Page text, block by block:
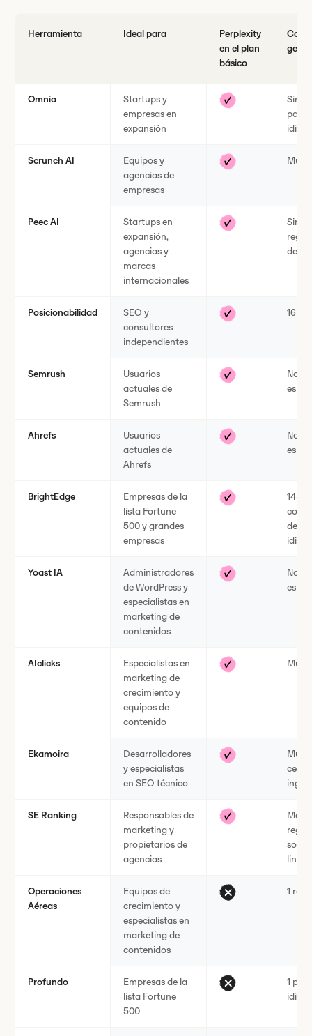
Herramienta Ideal para
Perplexity
en el plan
básico
Omnia
Startups y
empresas en
expansión
Sin
Scrunch AI
Equipos y
agencias de
empresas
Peec AI
Startups en
expansión,
agencias y
marcas
internacionales
Sin
de
Posicionabilidad
SEO y
consultores
independientes
16
Semrush
Usuarios
actuales de
Semrush
No
Ahrefs
Usuarios
actuales de
Ahrefs
No
BrightEdge
Empresas de la
lista Fortune
500 y grandes
empresas
145
de
Yoast IA
Administradores
de WordPress y
especialistas en
marketing de
contenidos
No
AIclicks
Especialistas en
marketing de
crecimiento y
equipos de
contenido
Ekamoira
Desarrolladores
y especialistas
en SEO técnico
inglés
SE Ranking
Responsables de
marketing y
propietarios de
agencias
Más
Operaciones
Aéreas
Equipos de
crecimiento y
especialistas en
marketing de
contenidos
1
Profundo
Empresas de la
lista Fortune
500
1 país